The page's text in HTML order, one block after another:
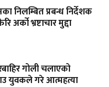
निलम्बित प्रबन्ध निर्देशक
अर्को भ्रष्टाचार मुद्दा
गोली चलाएको
युवकले गरे आत्महत्या